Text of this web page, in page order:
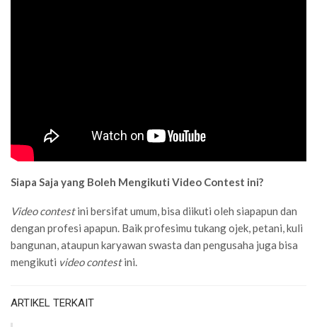
Siapa Saja yang Boleh Mengikuti Video Contest ini?
Video contestini bersifat umum, bisa diikuti oleh siapapun dan
dengan profesi apapun. Baik profesimu tukang ojek, petani, kuli
bangunan, ataupun karyawan swasta dan pengusaha juga bisa
mengikuti video contestini.
ARTIKEL TERKAIT